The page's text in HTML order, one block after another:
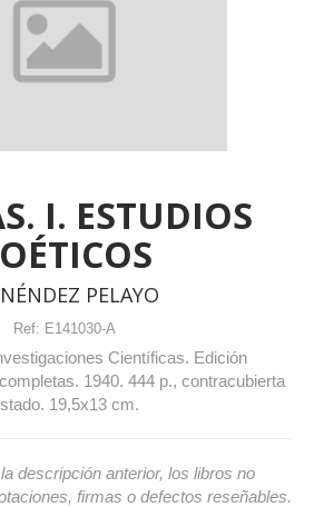
I. ESTUDIOS
PELAYO
Ref: E141030-A
Científicas. Edición
1940. 444 p., contracubierta
19,5x13 cm.
descripción anterior, los libros no
firmas o defectos reseñables.